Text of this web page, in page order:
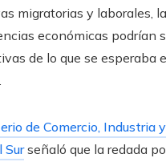
migratorias y laborales,
económicas podrían
de lo que se esperaba
de Comercio, Industria
Surseñaló que la redada